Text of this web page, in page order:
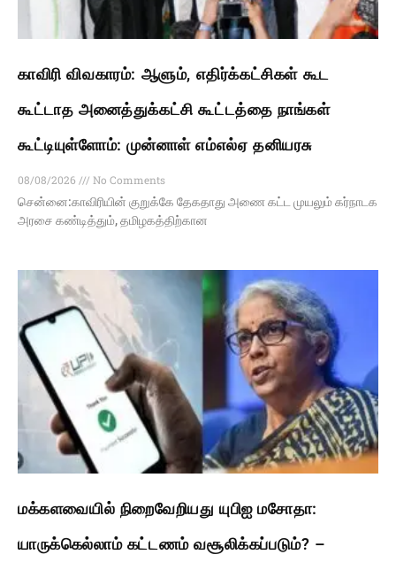
காவிரி விவகாரம்: ஆளும், எதிர்க்கட்சிகள் கூட
கூட்டாத அனைத்துக்கட்சி கூட்டத்தை நாங்கள்
கூட்டியுள்ளோம்: முன்னாள் எம்எல்ஏ தனியரசு
08/08/2026
No Comments
சென்னை:காவிரியின் குறுக்கே தேகதாது அணை கட்ட முயலும் கர்நாடக
அரசை கண்டித்தும், தமிழகத்திற்கான
மக்களவையில் நிறைவேறியது யுபிஐ மசோதா:
யாருக்கெல்லாம் கட்டணம் வசூலிக்கப்படும்? –